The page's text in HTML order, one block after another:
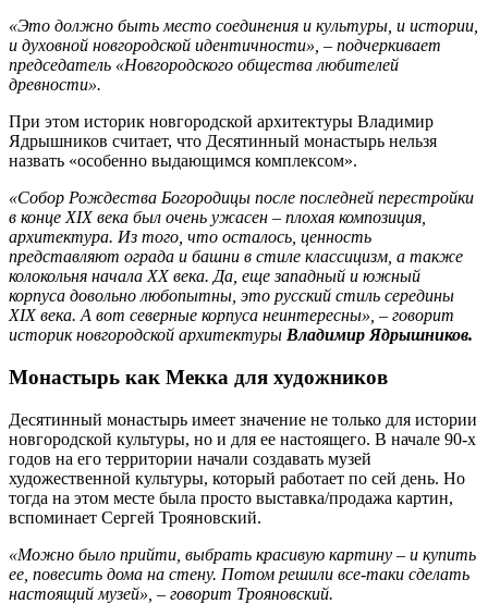
«Это должно быть место соединения и культуры, и истории,
и духовной новгородской идентичности», – подчеркивает
председатель «Новгородского общества любителей
древности».
При этом историк новгородской архитектуры Владимир
Ядрышников считает, что Десятинный монастырь нельзя
назвать «особенно выдающимся комплексом».
«Собор Рождества Богородицы после последней перестройки
в конце XIX века был очень ужасен – плохая композиция,
архитектура. Из того, что осталось, ценность
представляют ограда и башни в стиле классицизм, а также
колокольня начала XX века. Да, еще западный и южный
корпуса довольно любопытны, это русский стиль середины
XIX века. А вот северные корпуса неинтересны», – говорит
историк новгородской архитектуры Владимир Ядрышников.
Монастырь как Мекка для художников
Десятинный монастырь имеет значение не только для истории
новгородской культуры, но и для ее настоящего. В начале 90-х
годов на его территории начали создавать музей
художественной культуры, который работает по сей день. Но
тогда на этом месте была просто выставка/продажа картин,
вспоминает Сергей Трояновский.
«Можно было прийти, выбрать красивую картину – и купить
ее, повесить дома на стену. Потом решили все-таки сделать
настоящий музей», – говорит Трояновский.